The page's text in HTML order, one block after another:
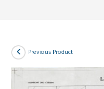
Previous Product